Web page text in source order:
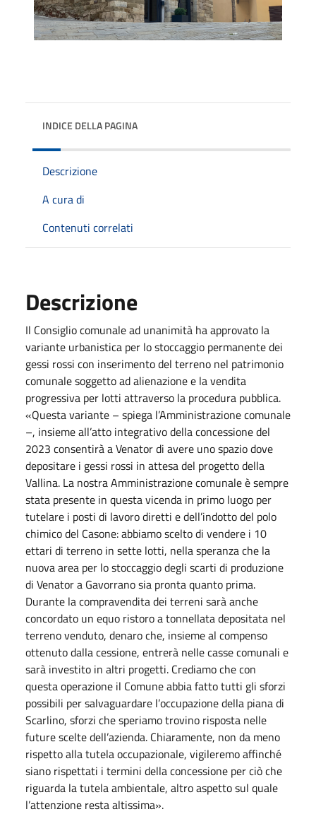
INDICE DELLA PAGINA
Descrizione
A cura di
Contenuti correlati
Descrizione
Il Consiglio comunale ad unanimità ha approvato la
variante urbanistica per lo stoccaggio permanente dei
gessi rossi con inserimento del terreno nel patrimonio
comunale soggetto ad alienazione e la vendita
progressiva per lotti attraverso la procedura pubblica.
«Questa variante – spiega l’Amministrazione comunale
–, insieme all’atto integrativo della concessione del
2023 consentirà a Venator di avere uno spazio dove
depositare i gessi rossi in attesa del progetto della
Vallina. La nostra Amministrazione comunale è sempre
stata presente in questa vicenda in primo luogo per
tutelare i posti di lavoro diretti e dell’indotto del polo
chimico del Casone: abbiamo scelto di vendere i 10
ettari di terreno in sette lotti, nella speranza che la
nuova area per lo stoccaggio degli scarti di produzione
di Venator a Gavorrano sia pronta quanto prima.
Durante la compravendita dei terreni sarà anche
concordato un equo ristoro a tonnellata depositata nel
terreno venduto, denaro che, insieme al compenso
ottenuto dalla cessione, entrerà nelle casse comunali e
sarà investito in altri progetti. Crediamo che con
questa operazione il Comune abbia fatto tutti gli sforzi
possibili per salvaguardare l’occupazione della piana di
Scarlino, sforzi che speriamo trovino risposta nelle
future scelte dell’azienda. Chiaramente, non da meno
rispetto alla tutela occupazionale, vigileremo affinché
siano rispettati i termini della concessione per ciò che
riguarda la tutela ambientale, altro aspetto sul quale
l’attenzione resta altissima».